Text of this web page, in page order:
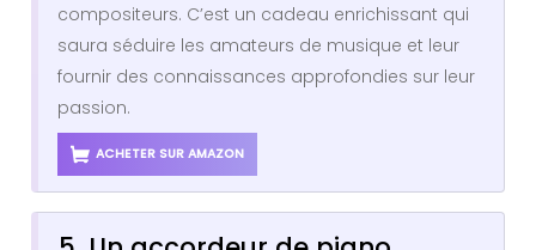
compositeurs. C’est un cadeau enrichissant qui
saura séduire les amateurs de musique et leur
fournir des connaissances approfondies sur leur
passion.
ACHETER SUR AMAZON